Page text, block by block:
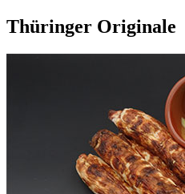
Thüringer Originale